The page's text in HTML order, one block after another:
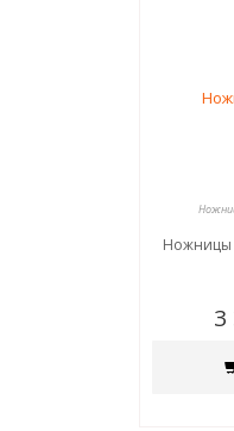
Ножницы
3